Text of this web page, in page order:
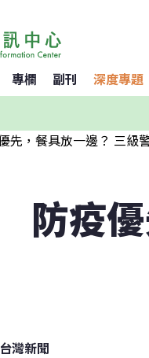
專欄 副刊 深度專題
防疫
台灣新聞